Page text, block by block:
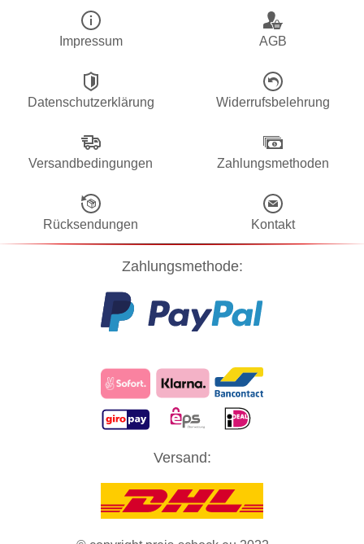
zu Ihren Rechten als Benutzer finden Sie in unserer
Cookies zu akzeptieren und direkt unsere Website besuchen zu
ZUSTIMMUNG
Impressum AGB
Datenschutzerklärung Widerrufsbelehrung
Versandbedingungen Zahlungsmethoden
Rücksendungen Kontakt
Zahlungsmethode:
Versand: